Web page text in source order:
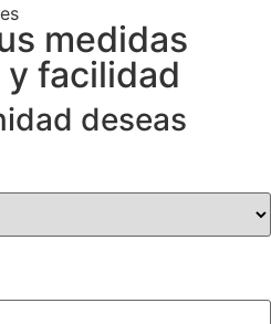
medidas
facilidad​
deseas